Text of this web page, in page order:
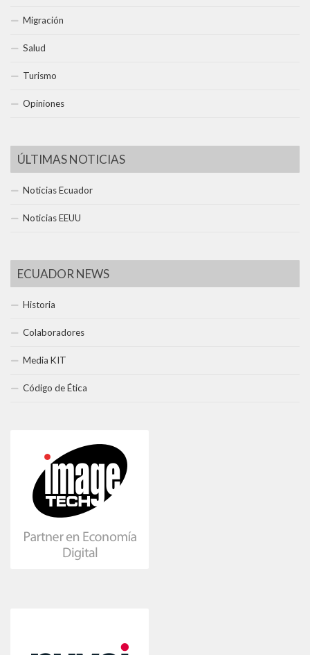
Migración
Salud
Turismo
Opiniones
ÚLTIMAS NOTICIAS
Noticias Ecuador
Noticias EEUU
ECUADOR NEWS
Historia
Colaboradores
Media KIT
Código de Ética